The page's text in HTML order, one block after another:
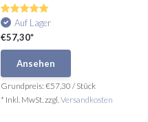
Auf Lager
€57,30*
Ansehen
Grundpreis: €57,30 / Stück
* Inkl. MwSt. zzgl.Versandkosten